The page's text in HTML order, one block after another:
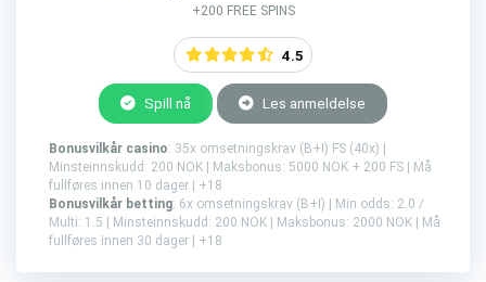
+200 FREE SPINS
4.5
Spill nå Les anmeldelse
Bonusvilkår casino: 35x omsetningskrav (B+I) FS (40x) |
Minsteinnskudd: 200 NOK | Maksbonus: 5000 NOK + 200 FS | Må
fullføres innen 10 dager | +18
Bonusvilkår betting: 6x omsetningskrav (B+I) | Min odds: 2.0 /
Multi: 1.5 | Minsteinnskudd: 200 NOK | Maksbonus: 2000 NOK | Må
fullføres innen 30 dager | +18